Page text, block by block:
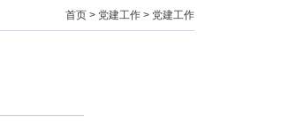
首页 > 党建工作 > 党建工作